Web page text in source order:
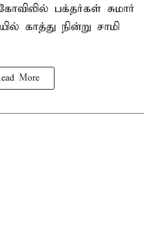
கோவிலில் பக்தர்கள் சுமார்
காத்து நின்று சாமி
More